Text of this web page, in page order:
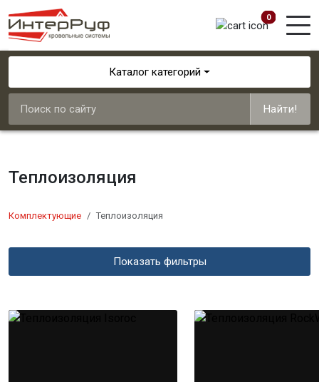
0
Каталог категорий
Найти!
Теплоизоляция
Комплектующие Теплоизоляция
Показать фильтры